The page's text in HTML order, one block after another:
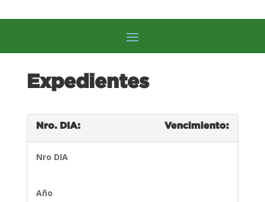
Expedientes
Nro. DIA: Vencimiento:
Nro DIA
Año